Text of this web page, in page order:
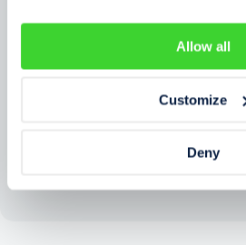
Allow all
Customize
Deny